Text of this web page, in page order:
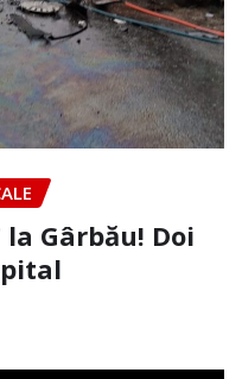
la Gârbău! Doi